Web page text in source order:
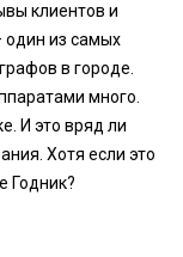
клиентов и
один из самых
в городе.
много.
И это вряд ли
Хотя если это
Годник?